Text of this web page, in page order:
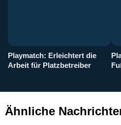
Playmatch: Erleichtert die
Arbeit für Platzbetreiber
Ähnliche